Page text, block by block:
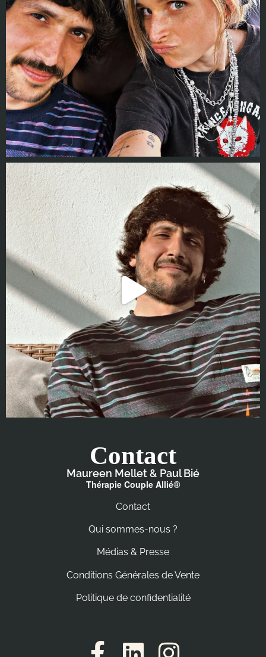
Contact
Maureen Mellet & Paul Bié
Thérapie Couple Allié®
Contact
Qui sommes-nous ?
Médias & Presse
Conditions Générales de Vente
Politique de confidentialité